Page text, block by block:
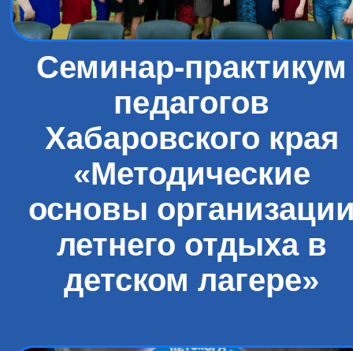
Семинар-практикум
педагогов
Хабаровского края
«Методические
основы
летнего отдыха в
детском лагере»